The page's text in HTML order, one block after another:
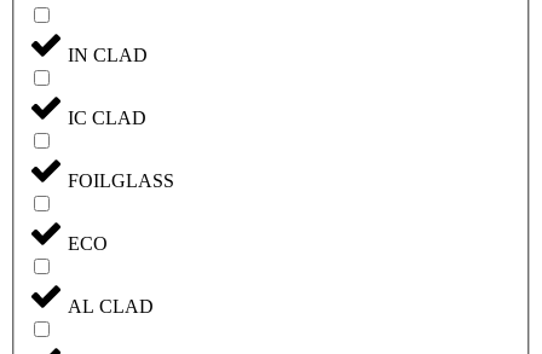
IN CLAD
IC CLAD
FOILGLASS
ECO
AL CLAD